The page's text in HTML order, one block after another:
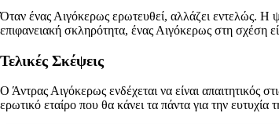
Όταν ένας Αιγόκερως ερωτευθεί, αλλάζει εντελώς. Η
επιφανειακή σκληρότητα, ένας Αιγόκερως στη σχέση
Τελικές Σκέψεις
Ο Άντρας Αιγόκερως ενδέχεται να είναι απαιτητικός
ερωτικό εταίρο που θα κάνει τα πάντα για την ευτυχία